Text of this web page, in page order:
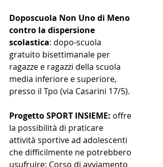
Doposcuola Non Uno di Meno
contro la dispersione
scolastica: dopo-scuola
gratuito bisettimanale per
ragazze e ragazzi della scuola
media inferiore e superiore,
presso il Tpo (via Casarini 17/5).
Progetto SPORT INSIEME: offre
la possibilità di praticare
attività sportive ad adolescenti
che difficilmente ne potrebbero
usufruire: Corso di avviamento